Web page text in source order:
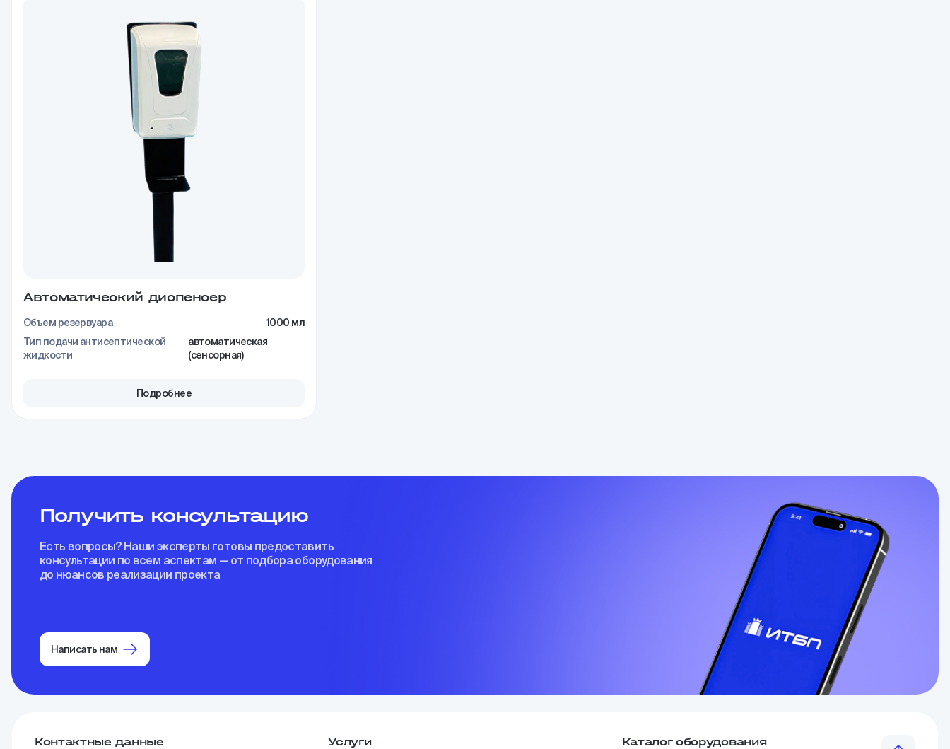
Автоматический диспенсер
Объем резервуара
1000 мл
Тип подачи антисептической
жидкости
автоматическая
(сенсорная)
Подробнее
Получить консультацию
Есть вопросы? Наши эксперты готовы предоставить
консультации по всем аспектам — от подбора оборудования
до нюансов реализации проекта
Написать нам
Контактные данные Услуги Каталог оборудования